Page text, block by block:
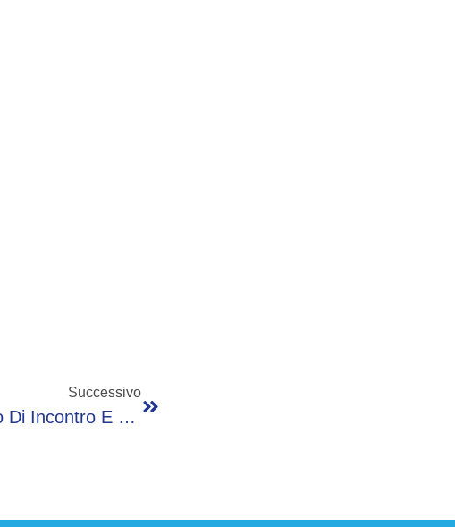
Successivo
Mainella (Decathlon): “Sport È Punto Di Incontro E Partecipazione Sociale”